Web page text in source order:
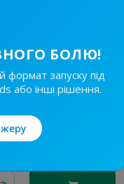
БОЛЮ!
запуску під
або інші рішення.